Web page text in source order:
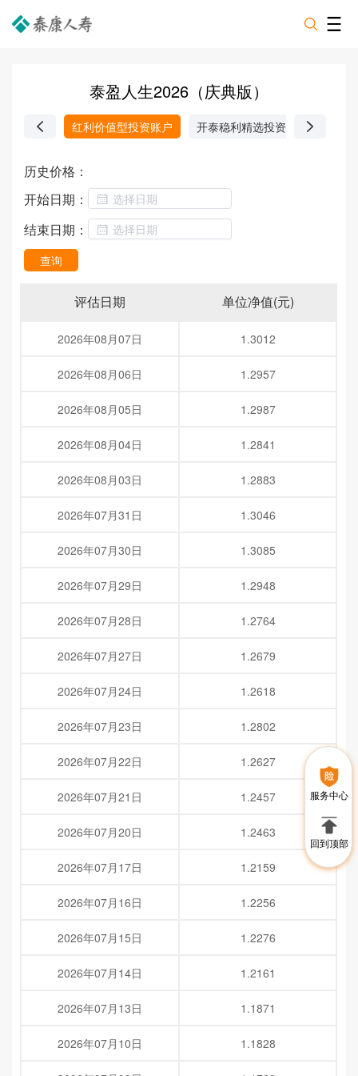
服务中心
回到顶部
泰盈人生2026（庆典版）
红利价值型投资账户 开泰稳利精选投资账户
历史价格：
开始日期：
结束日期：
查询
评估日期 单位净值(元)
2026年08月07日 1.3012
2026年08月06日 1.2957
2026年08月05日 1.2987
2026年08月04日 1.2841
2026年08月03日 1.2883
2026年07月31日 1.3046
2026年07月30日 1.3085
2026年07月29日 1.2948
2026年07月28日 1.2764
2026年07月27日 1.2679
2026年07月24日 1.2618
2026年07月23日 1.2802
2026年07月22日 1.2627
2026年07月21日 1.2457
2026年07月20日 1.2463
2026年07月17日 1.2159
2026年07月16日 1.2256
2026年07月15日 1.2276
2026年07月14日 1.2161
2026年07月13日 1.1871
2026年07月10日 1.1828